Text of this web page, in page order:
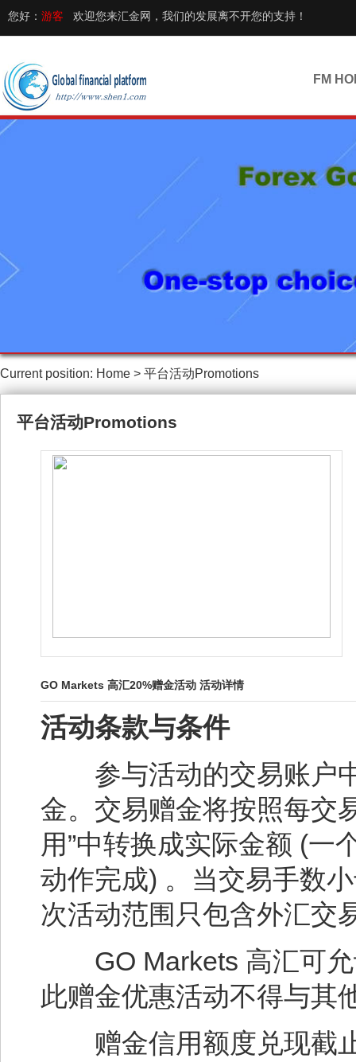
您好： 游客 欢迎您来汇金网，我们的发展离不开您的支持！
FM
Current position: Home > 平台活动Promotions
平台活动Promotions
GO Markets 高汇20%赠金活动 活动详情
活动条款与条件
参与活动的交易账户中
金。交易赠金将按照每交
用”中转换成实际金额 (一
动作完成) 。当交易手数
次活动范围只包含外汇交
GO Markets 高汇可允
此赠金优惠活动不得与其
赠金信用额度兑现截止